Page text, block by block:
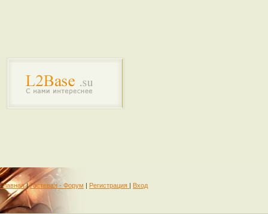
Главная|Гостевая - Форум | Регистрация | Вход